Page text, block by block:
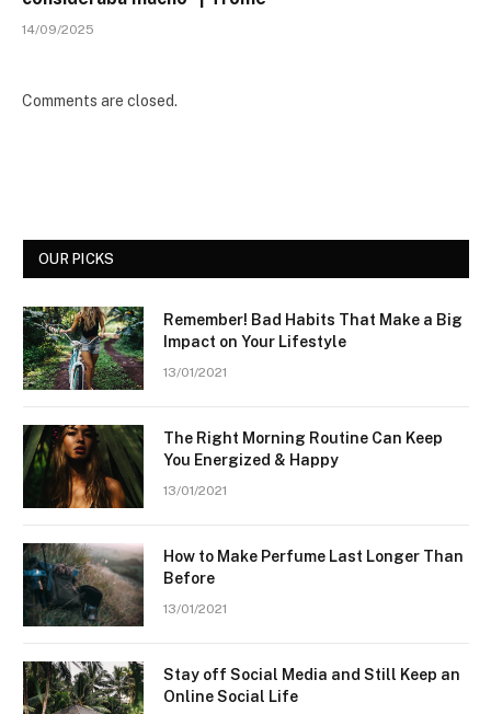
14/09/2025
Comments are closed.
OUR PICKS
Remember! Bad Habits That Make a Big
Impact on Your Lifestyle
13/01/2021
The Right Morning Routine Can Keep
You Energized & Happy
13/01/2021
How to Make Perfume Last Longer Than
Before
13/01/2021
Stay off Social Media and Still Keep an
Online Social Life